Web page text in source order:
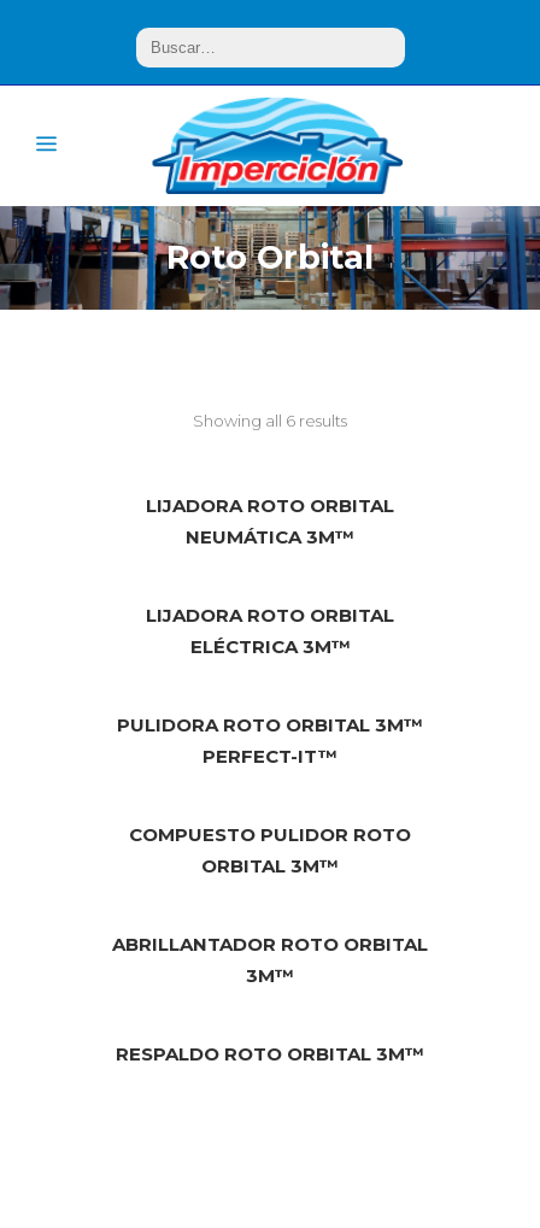
Roto Orbital
Showing all 6 results
LIJADORA ROTO ORBITAL
NEUMÁTICA 3M™
LIJADORA ROTO ORBITAL
ELÉCTRICA 3M™
PULIDORA ROTO ORBITAL 3M™
PERFECT-IT™
COMPUESTO PULIDOR ROTO
ORBITAL 3M™
ABRILLANTADOR ROTO ORBITAL
3M™
RESPALDO ROTO ORBITAL 3M™